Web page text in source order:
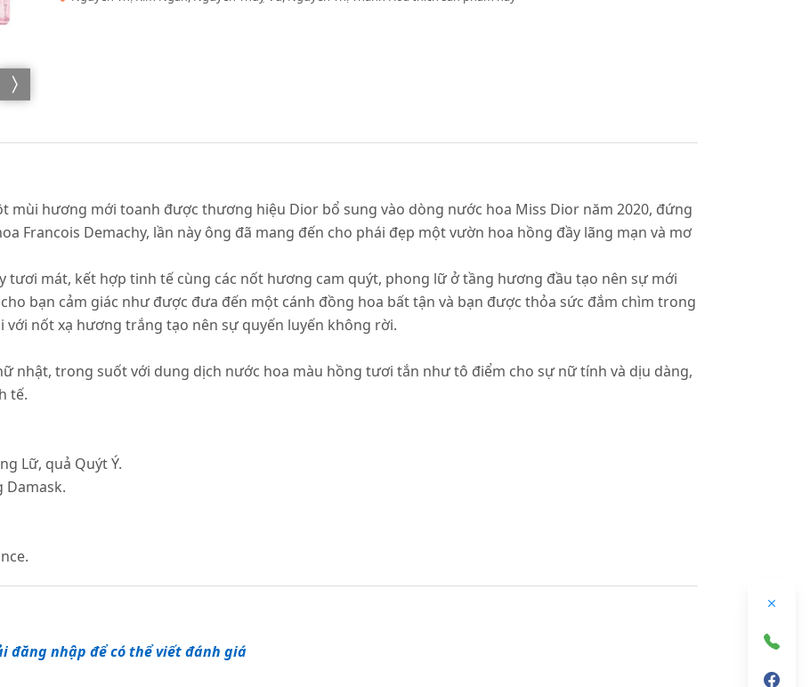
mùi hương mới toanh được thương hiệu Dior bổ sung vào dòng nước hoa Miss Dior năm 2020, đứng
Francois Demachy, lần này ông đã mang đến cho phái đẹp một vườn hoa hồng đầy lãng mạn và mơ
tươi mát, kết hợp tinh tế cùng các nốt hương cam quýt, phong lữ ở tầng hương đầu tạo nên sự mới
bạn cảm giác như được đưa đến một cánh đồng hoa bất tận và bạn được thỏa sức đắm chìm trong
nốt xạ hương trắng tạo nên sự quyến luyến không rời.
nhật, trong suốt với dung dịch nước hoa màu hồng tươi tắn như tô điểm cho sự nữ tính và dịu dàng,
tế.
Lữ, quả Quýt Ý.
Damask.
đăng nhập để có thể viết đánh giá